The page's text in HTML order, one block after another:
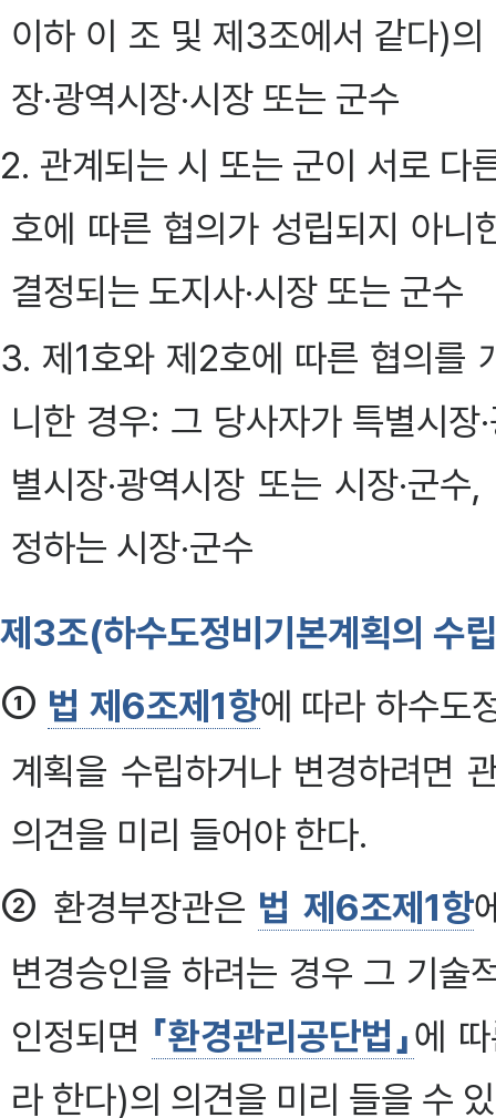
이하 이 조 및 제3조에서 같다)
장·광역시장·시장 또는 군수
2. 관계되는 시 또는 군이 서로 다
호에 따른 협의가 성립되지 아
결정되는 도지사·시장 또는 군수
3. 제1호와 제2호에 따른 협의를
니한 경우: 그 당사자가 특별시
별시장·광역시장 또는 시장·군
정하는 시장·군수
제3조(하수도정비기본계획의 수
① 법 제6조제1항에 따라 하수도
계획을 수립하거나 변경하려면
의견을 미리 들어야 한다.
② 환경부장관은 법 제6조제1항
변경승인을 하려는 경우 그 기술
인정되면 「환경관리공단법」에
라 한다)의 의견을 미리 들을 수